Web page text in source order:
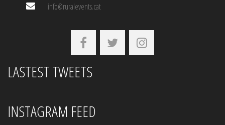
info@ruralevents.cat
LASTEST TWEETS
INSTAGRAM FEED